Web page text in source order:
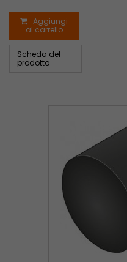
Aggiungi
al carrello
Scheda del
prodotto